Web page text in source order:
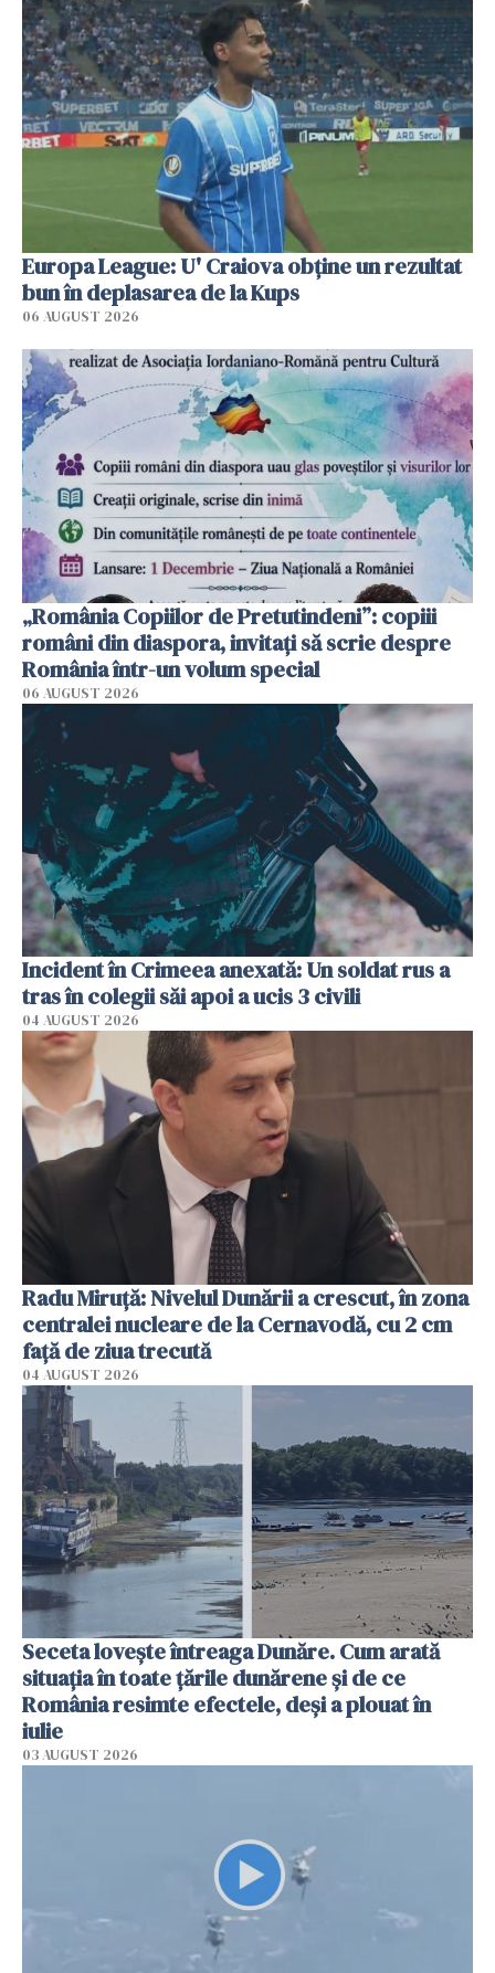
Europa League: U' Craiova obține un rezultat
bun în deplasarea de la Kups
06 AUGUST 2026
„România Copiilor de Pretutindeni”: copiii
români din diaspora, invitați să scrie despre
România într-un volum special
06 AUGUST 2026
Incident în Crimeea anexată: Un soldat rus a
tras în colegii săi apoi a ucis 3 civili
04 AUGUST 2026
Radu Miruţă: Nivelul Dunării a crescut, în zona
centralei nucleare de la Cernavodă, cu 2 cm
faţă de ziua trecută
04 AUGUST 2026
Seceta lovește întreaga Dunăre. Cum arată
situația în toate țările dunărene și de ce
România resimte efectele, deși a plouat în
iulie
03 AUGUST 2026